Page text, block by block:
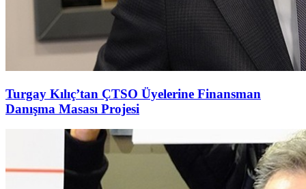
Turgay Kılıç’tan ÇTSO Üyelerine Finansman
Danışma Masası Projesi